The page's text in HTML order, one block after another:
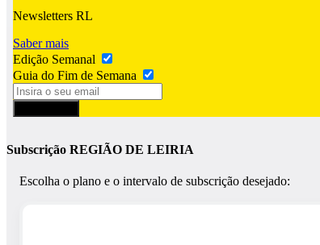
Newsletters RL
Saber mais
Edição Semanal
Guia do Fim de Semana
Subscrição REGIÃO DE LEIRIA
Escolha o plano e o intervalo de subscrição desejado: